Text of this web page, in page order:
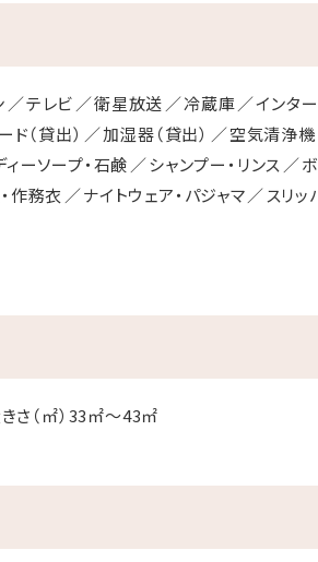
テレビ 衛星放送 冷蔵庫 インタ
（貸出） 加湿器（貸出） 空気清浄機
ィーソープ・石鹸 シャンプー・リンス
作務衣 ナイトウェア・パジャマ スリッ
さ（㎡）33㎡～43㎡